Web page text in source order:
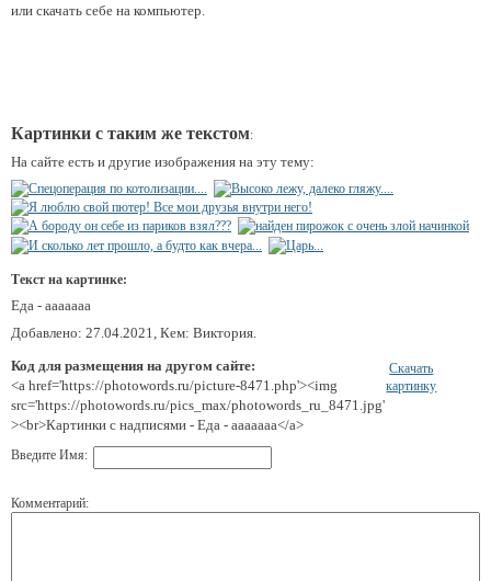
или скачать себе на компьютер.
Картинки с таким же текстом:
На сайте есть и другие изображения на эту тему:
Текст на картинке:
Еда - ааааааа
Добавлено: 27.04.2021, Кем: Виктория.
Код для размещения на другом сайте:
<a href='https://photowords.ru/picture-8471.php'><img
src='https://photowords.ru/pics_max/photowords_ru_8471.jpg'
><br>Картинки с надписями - Еда - ааааааа</a>
Скачать
картинку
Введите Имя:
Комментарий: